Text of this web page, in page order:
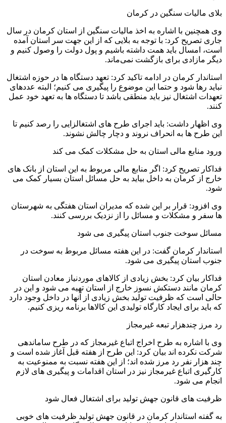
بلای مالیات سنگین در کرمان
وی همچنین با اشاره به اخذ مالیات سنگین از استان کرمان در سال
جاری تصریح کرد: با توجه به بلایی که از این جهت سر استان آمده
است، امسال باید همت داشته باشیم و پول دولت را وصول کنیم و
دیگر مازادی برای بازگشت نمی‌ماند.
استاندار کرمان در ادامه تاکید کرد: تعهد دستگاه ها در حوزه اشتغال
نباید رها شود و حتما این موضوع را پیگیری می کنیم؛ البته عددهای
تعهدات اشتغال نیز باید منطقی باشد تا دستگاه ها به تعهد خود عمل
کنند.
وی اظهار داشت: باید اجرای طرح های اشتغالزایی را رصد کنیم تا
این طرح ها به انحراف نروند و دچار چالش نشوند.
ورود منابع مالی استان به حل مشکلات کمک می کند
فداکار تصریح کرد: اگر منابع مالی مربوط به این استان از بانک های
خارج از کرمان به داخل بیاید به حل مسائل استان بسیار کمک می
شود.
وی افزود: قرار بر این شده که مدیران استان هفتگی به شهرستان
ها سفر و مشکلات و مسائل را از نزدیک بررسی کنند.
مسائل سوخت جنوب استان پیگیری می شود
استاندار کرمان گفت: در این هفته مسائل مربوط به سوخت در
جنوب استان پیگیری می شود.
فداکار بیان کرد: بخش زیادی از کالاهای موردنیاز معادن استان
کرمان مانند دستکش نسوز خارج از استان تهیه می شود و این در
حالی است که ظرفیت تولید بخش زیادی از آنها در داخل وجود دارد
که باید برای ایجاد کارگاه تولیدی این کالاها برنامه ریزی کنیم.
رد مرز چندهزار تبعه غیرمجاز
وی با اشاره به طرح اخراج اتباع غیرمجاز که در طرح ساماندهی
شرکت نکرده اند بیان کرد: این طرح از هفته قبل آغاز شده است و
چند هزار نفر رد مرز شده اند؛ از این هفته نسبت به ممنوعیت به
کارگیری اتباع غیرمجاز نیز در استان اقدامات و پیگیری های لازم
انجام می شود.
ظرفیت های قانون جهش تولید برای اشتغال فعال شود
به گفته استاندار کرمان در قانون جهش تولید ظرفیت های خوبی